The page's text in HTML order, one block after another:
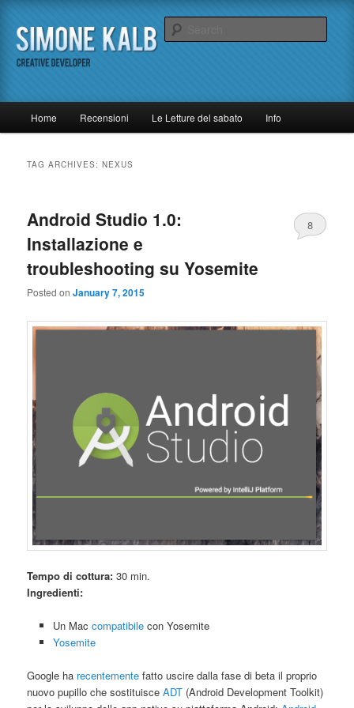
Skip
primary
content
Skip
secondary
contentSimone Kalb
Un (quasi) inutile blog di tecnologia
Home Recensioni Le Letture del sabato Info
TAG ARCHIVES:NEXUS
Android Studio 1.0:
Installazione e
troubleshooting su Yosemite
Posted onJanuary 7, 2015
8
Tempo di cottura: 30 min.
Ingredienti:
Un Mac compatibilecon Yosemite
Yosemite
Google ha recentemente fatto uscire dalla fase di beta il proprio
nuovo pupillo che sostituisceADT (Android Development Toolkit)